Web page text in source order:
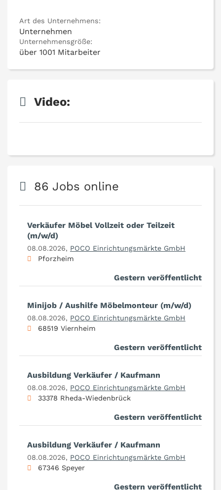
Art des Unternehmens:
Unternehmen
Unternehmensgröße:
über 1001 Mitarbeiter
Video:
86 Jobs online
Verkäufer Möbel Vollzeit oder Teilzeit
(m/w/d)
08.08.2026, POCO Einrichtungsmärkte GmbH
Pforzheim
Gestern veröffentlicht
Minijob / Aushilfe Möbelmonteur (m/w/d)
08.08.2026, POCO Einrichtungsmärkte GmbH
68519 Viernheim
Gestern veröffentlicht
Ausbildung Verkäufer / Kaufmann
08.08.2026, POCO Einrichtungsmärkte GmbH
33378 Rheda-Wiedenbrück
Gestern veröffentlicht
Ausbildung Verkäufer / Kaufmann
08.08.2026, POCO Einrichtungsmärkte GmbH
67346 Speyer
Gestern veröffentlicht